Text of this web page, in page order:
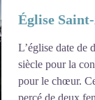
écran
Église
L’église date de
siècle pour la
pour le chœur.
percé de deux